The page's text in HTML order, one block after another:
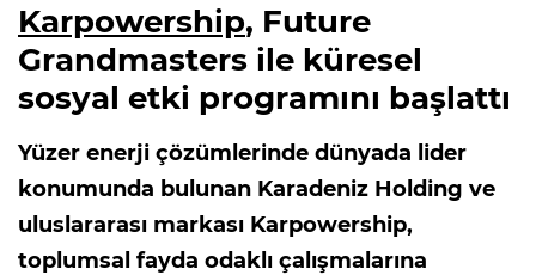
Karpowership, Future
Grandmasters ile küresel
sosyal etki programını başlattı
Yüzer enerji çözümlerinde dünyada lider
konumunda bulunan Karadeniz Holding ve
uluslararası markası Karpowership,
toplumsal fayda odaklı çalışmalarına